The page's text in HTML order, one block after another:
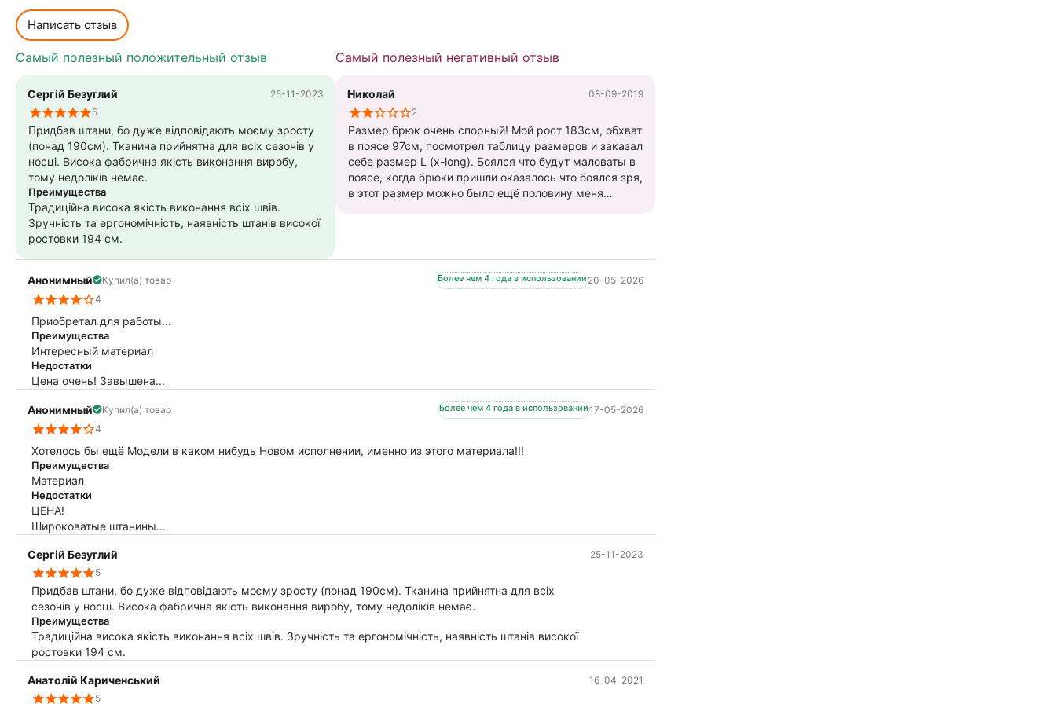
Написать отзыв
Самый полезный положительный отзыв
Сергій Безуглий
25-11-2023
5
Придбав штани, бо дуже відповідають моєму зросту
(понад 190см). Тканина прийнятна для всіх сезонів у
носці. Висока фабрична якість виконання виробу,
тому недоліків немає.
Преимущества
Традиційна висока якість виконання всіх швів.
Зручність та ергономічність, наявність штанів високої
ростовки 194 см.
Самый полезный негативный отзыв
Николай
08-09-2019
2
Размер брюк очень спорный! Мой рост 183см, обхват
в поясе 97см, посмотрел таблицу размеров и заказал
себе размер L (x-long). Боялся что будут маловаты в
поясе, когда брюки пришли оказалось что боялся зря,
в этот размер можно было ещё половину меня
завышена, токого качества брюки можно купить
максимум за 1000гр. (40$)
Анонимный Купил(а) товар Более чем 4 года в использовании20-05-2026
4
Приобретал для работы...
Преимущества
Интересный материал
Недостатки
Цена очень! Завышена...
Анонимный Купил(а) товар Более чем 4 года в использовании17-05-2026
4
Хотелось бы ещё Модели в каком нибудь Новом исполнении, именно из этого материала!!!
Преимущества
Материал
Недостатки
ЦЕНА!
Широковатые штанины...
Сергій Безуглий
25-11-2023
5
Придбав штани, бо дуже відповідають моєму зросту (понад 190см). Тканина прийнятна для всіх
сезонів у носці. Висока фабрична якість виконання виробу, тому недоліків немає.
Преимущества
Традиційна висока якість виконання всіх швів. Зручність та ергономічність, наявність штанів високої
ростовки 194 см.
Анатолій Кариченський
16-04-2021
5